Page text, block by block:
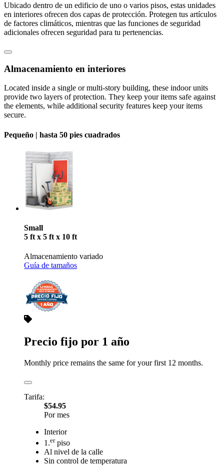
Ubicado dentro de un edificio de uno o varios pisos, estas unidades
en interiores ofrecen dos capas de protección. Protegen tus artículos
de factores climáticos, mientras que las funciones de seguridad
adicionales ofrecen seguridad para tu pertenencias.
Almacenamiento en interiores
Located inside a single or multi-story building, these indoor units
provide two layers of protection. They keep your items safe against
the elements, while additional security features keep your items
secure.
Pequeño | hasta 50 pies cuadrados
Small
5 ft x 5 ft x 10 ft
Almacenamiento variado
Guía de tamaños
Precio fijo por 1 año
Monthly price remains the same for your first 12 months.
Tarifa:
$54.95
Por mes
Interior
1.erpiso
Al nivel de la calle
Sin control de temperatura